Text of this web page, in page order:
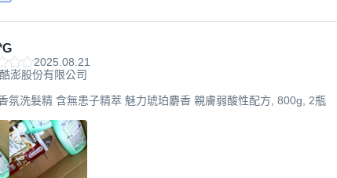
2025.08.21
澎股份有限公司
氛洗髮精 含無患子精萃 魅力琥珀麝香 親膚弱酸性配方, 800g, 2瓶